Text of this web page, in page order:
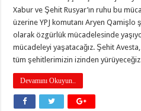
Xabur ve Şehit Rusyar’ın ruhu bu
üzerine YPJ komutanı Aryen Qamişlo
olarak özgürlük mücadelesinde
mücadeleyi yaşatacağız. Şehit
tüm şehitlerimizin izinden
Devamını Okuyun..